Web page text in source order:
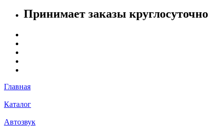
Принимает заказы круглосуточно
Главная
Каталог
Автозвук